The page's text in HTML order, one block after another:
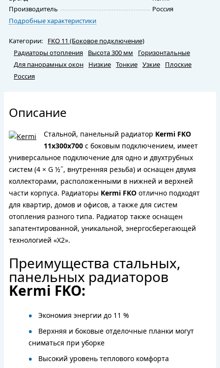
Производитель
Россия
Подробные характеристики
Категории:
FKO 11 (Боковое подключение)
Радиаторы отопления
Высота 300 мм
Горизонтальные
Для панорамных окон
Низкие Тонкие Узкие
Плоские
Россия
Описание
Стальной, панельный радиатор Kermi FKO
11х300х700 с боковым подключением, имеет
универсальное подключение для одно и двухтрубных
систем (4 × G ½˝, внутренняя резьба) и оснащен двумя
коллекторами, расположенными в нижней и верхней
части корпуса. Радиаторы Kermi FKO отлично подходят
для квартир, домов и офисов, а также для систем
отопления разного типа. Радиатор также оснащен
запатентированной, уникальной, энергосберегающей
технологией «X2».
Преимущества стальных,
панельных радиаторов
Kermi FKO:
Экономия энергии до 11 %
Верхняя и боковые отделочные планки могут
сниматься при уборке
Высокий уровень теплового комфорта